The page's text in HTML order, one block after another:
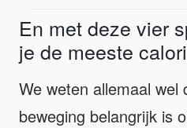
En met deze vier
je de meeste
We weten allemaal wel
beweging belangrijk is